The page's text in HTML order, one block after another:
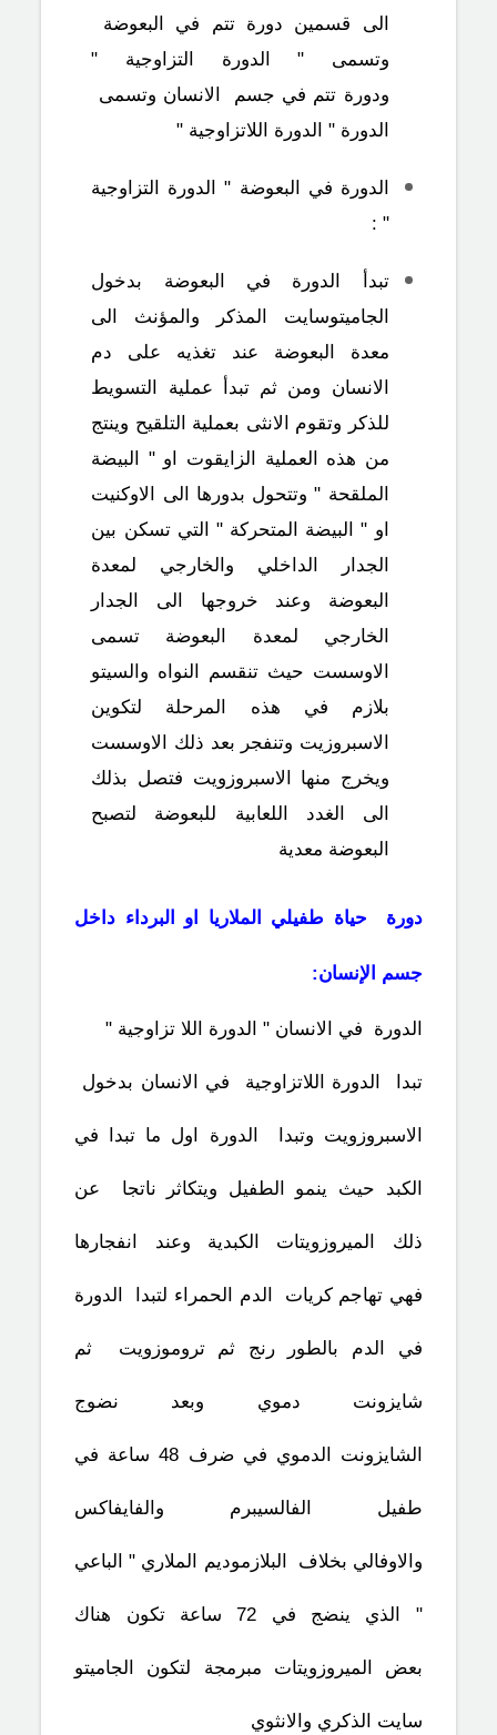
الى قسمين دورة تتم في البعوضة
وتسمى " الدورة التزاوجية "
ودورة تتم في جسم الانسان وتسمى
الدورة " الدورة اللاتزاوجية "
الدورة في البعوضة " الدورة التزاوجية
" :
تبدأ الدورة في البعوضة بدخول
الجاميتوسايت المذكر والمؤنث الى
معدة البعوضة عند تغذيه على دم
الانسان ومن ثم تبدأ عملية التسويط
للذكر وتقوم الانثى بعملية التلقيح وينتج
من هذه العملية الزايقوت او " البيضة
الملقحة " وتتحول بدورها الى الاوكنيت
او " البيضة المتحركة " التي تسكن بين
الجدار الداخلي والخارجي لمعدة
البعوضة وعند خروجها الى الجدار
الخارجي لمعدة البعوضة تسمى
الاوسست حيث تنقسم النواه والسيتو
بلازم في هذه المرحلة لتكوين
الاسبروزيت وتنفجر بعد ذلك الاوسست
ويخرج منها الاسبروزويت فتصل بذلك
الى الغدد اللعابية للبعوضة لتصبح
البعوضة معدية
دورة حياة طفيلي الملاريا او البرداء داخل
جسم الإنسان:
الدورة في الانسان " الدورة اللا تزاوجية "
تبدا الدورة اللاتزاوجية في الانسان بدخول
الاسبروزويت وتبدا الدورة اول ما تبدا في
الكبد حيث ينمو الطفيل ويتكاثر ناتجا عن
ذلك الميروزويتات الكبدية وعند انفجارها
فهي تهاجم كريات الدم الحمراء لتبدا الدورة
في الدم بالطور رنج ثم تروموزويت ثم
شايزونت دموي وبعد نضوج
الشايزونت الدموي في ضرف 48 ساعة في
طفيل الفالسيبرم والفايفاكس
والاوفالي بخلاف البلازموديم الملاري " الباعي
" الذي ينضج في 72 ساعة تكون هناك
بعض الميروزويتات مبرمجة لتكون الجاميتو
سايت الذكري والانثوي